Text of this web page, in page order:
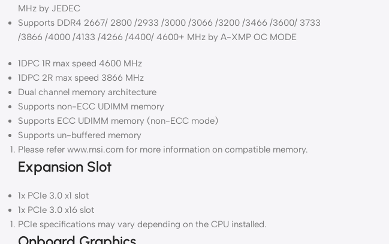
MHz by JEDEC
Supports DDR4 2667/ 2800 /2933 /3000 /3066 /3200 /3466 /3600/ 3733
/3866 /4000 /4133 /4266 /4400/ 4600+ MHz by A-XMP OC MODE
1DPC 1R max speed 4600 MHz
1DPC 2R max speed 3866 MHz
Dual channel memory architecture
Supports non-ECC UDIMM memory
Supports ECC UDIMM memory (non-ECC mode)
Supports un-buffered memory
Please refer www.msi.com for more information on compatible memory.
Expansion Slot
1x PCIe 3.0 x1 slot
1x PCIe 3.0 x16 slot
PCIe specifications may vary depending on the CPU installed.